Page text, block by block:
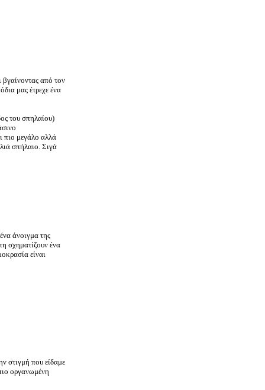
βγαίνοντας από τον
μας έτρεχε ένα
του σπηλαίου)
πιο μεγάλο αλλά
σπήλαιο. Σιγά
άνοιγμα της
σχηματίζουν ένα
είναι
στιγμή που είδαμε
οργανωμένη